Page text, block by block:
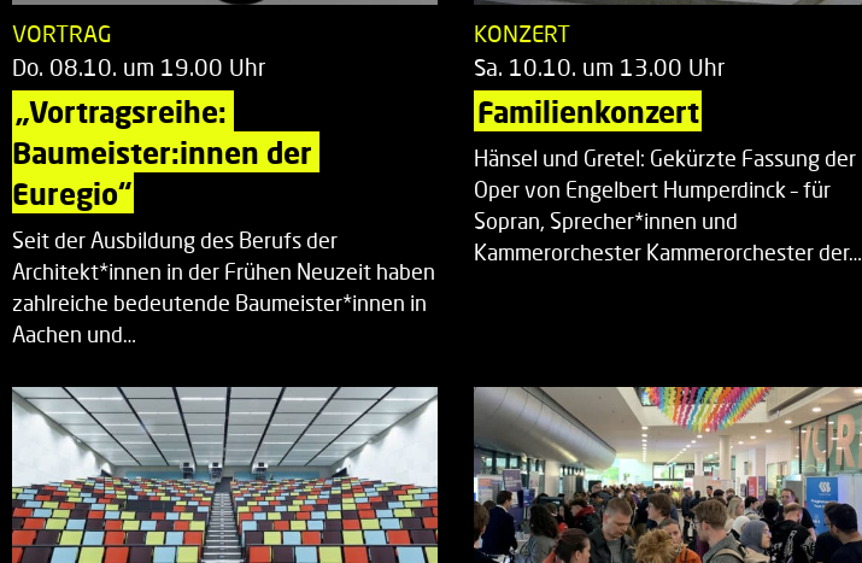
VORTRAG
Do. 08.10. um 19.00 Uhr
„Vortragsreihe:
Baumeister:innen der
Euregio“
Seit der Ausbildung des Berufs der
Architekt*innen in der Frühen Neuzeit haben
zahlreiche bedeutende Baumeister*innen in
Aachen und…
KONZERT
Sa. 10.10. um 13.00 Uhr
Familienkonzert
Hänsel und Gretel: Gekürzte Fassung der
Oper von Engelbert Humperdinck – für
Sopran, Sprecher*innen und
Kammerorchester Kammerorchester der…